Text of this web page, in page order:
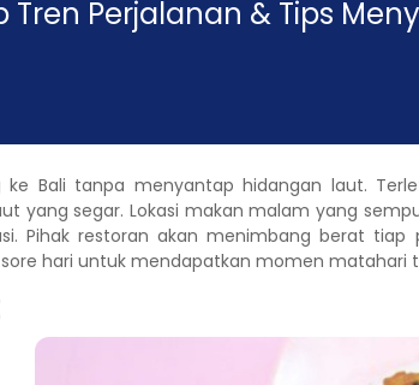
Tren Perjalanan & Tips
ke Bali tanpa menyantap hidangan laut.
yang segar. Lokasi makan malam yang
Pihak restoran akan menimbang berat
hari untuk mendapatkan momen matahari